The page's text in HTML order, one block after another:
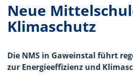
Neue
Klimaschutz
Die NMS in Gaweinstal führt
zur Energieeffizienz und